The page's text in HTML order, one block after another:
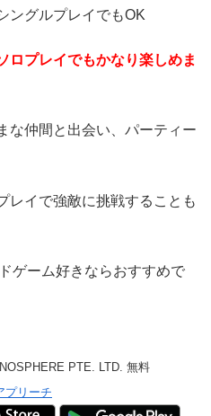
ングルプレイでもOK
ロプレイでもかなり楽しめま
な仲間と出会い、パーティー
レイで強敵に挑戦することも
ゲーム好きならおすすめで
PTE. LTD. 無料
プリーチ